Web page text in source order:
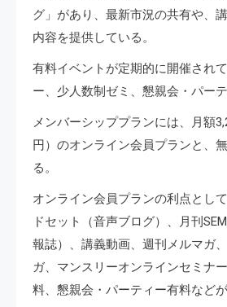
グ」があり、最新市況の共有や、
内容を提供している。
有料イベントが定期的に開催され
ー、少人数制ゼミ、懇親会・パーテ
メンバーシッププランには、月額
円）のオンライン会員プランと、
る。
オンライン会員プランの利点とし
ドセット（音声ブログ）、月刊
報誌）、講義動画、週刊メルマガ
ガ、マンスリーオンラインセミナ
料、懇親会・パーティー有料などが